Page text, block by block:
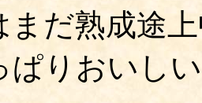
まだ熟成途
ぱりおいし